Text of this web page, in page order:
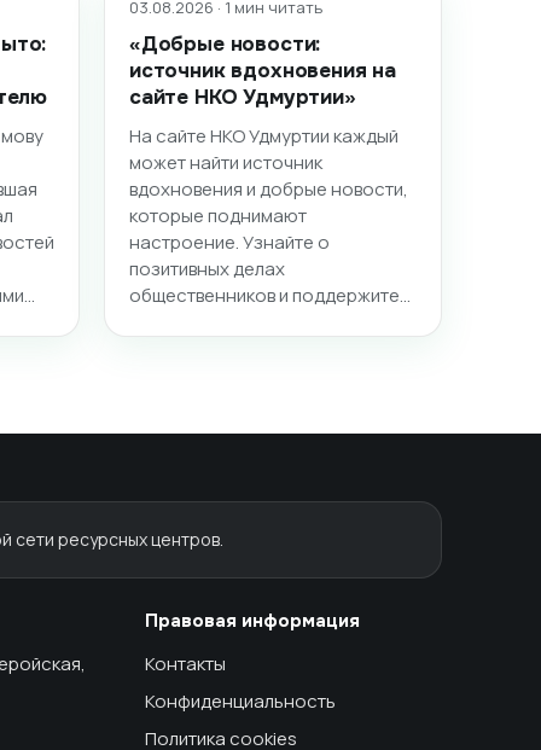
03.08.2026 · 1 мин читать
«Добрые новости:
источник вдохновения на
сайте НКО Удмуртии»
На сайте НКО Удмуртии каждый
может найти источник
вдохновения и добрые новости,
которые поднимают
настроение. Узнайте о
позитивных делах
общественников и поддержите…
сети ресурсных центров.
Правовая информация
Контакты
Конфиденциальность
Политика cookies